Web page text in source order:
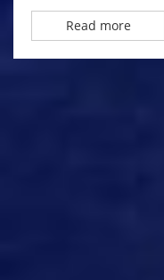
Read more